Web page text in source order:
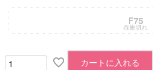
F75
在庫切れ
カートに入れる